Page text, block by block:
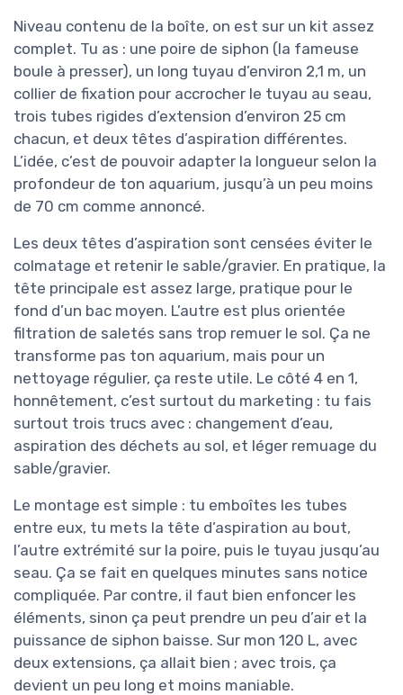
Niveau contenu de la boîte, on est sur un kit assez
complet. Tu as : une poire de siphon (la fameuse
boule à presser), un long tuyau d’environ 2,1 m, un
collier de fixation pour accrocher le tuyau au seau,
trois tubes rigides d’extension d’environ 25 cm
chacun, et deux têtes d’aspiration différentes.
L’idée, c’est de pouvoir adapter la longueur selon la
profondeur de ton aquarium, jusqu’à un peu moins
de 70 cm comme annoncé.
Les deux têtes d’aspiration sont censées éviter le
colmatage et retenir le sable/gravier. En pratique, la
tête principale est assez large, pratique pour le
fond d’un bac moyen. L’autre est plus orientée
filtration de saletés sans trop remuer le sol. Ça ne
transforme pas ton aquarium, mais pour un
nettoyage régulier, ça reste utile. Le côté 4 en 1,
honnêtement, c’est surtout du marketing : tu fais
surtout trois trucs avec : changement d’eau,
aspiration des déchets au sol, et léger remuage du
sable/gravier.
Le montage est simple : tu emboîtes les tubes
entre eux, tu mets la tête d’aspiration au bout,
l’autre extrémité sur la poire, puis le tuyau jusqu’au
seau. Ça se fait en quelques minutes sans notice
compliquée. Par contre, il faut bien enfoncer les
éléments, sinon ça peut prendre un peu d’air et la
puissance de siphon baisse. Sur mon 120 L, avec
deux extensions, ça allait bien ; avec trois, ça
devient un peu long et moins maniable.